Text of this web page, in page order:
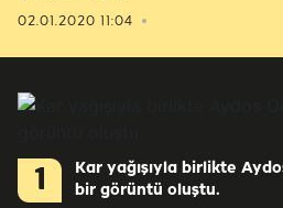
02.01.2020 11:04
1
Kar yağışıyla birlikte
bir görüntü oluştu.